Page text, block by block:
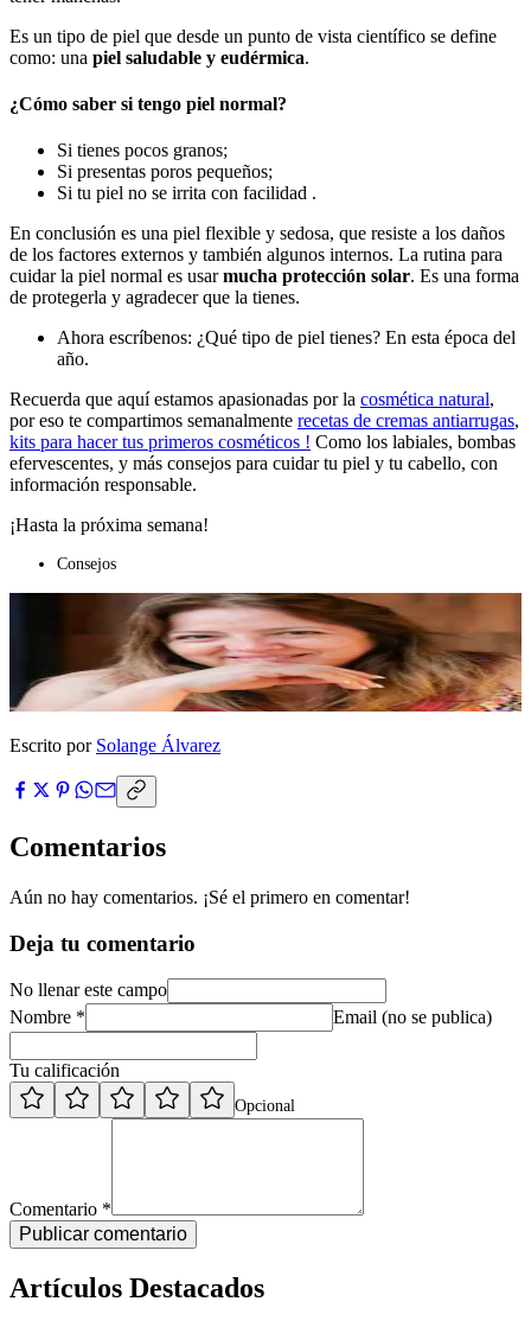
Es un tipo de piel que desde un punto de vista científico se define
como: una piel saludable y eudérmica.
¿Cómo saber si tengo piel normal?
Si tienes pocos granos;
Si presentas poros pequeños;
Si tu piel no se irrita con facilidad .
En conclusión es una piel flexible y sedosa, que resiste a los daños
de los factores externos y también algunos internos. La rutina para
cuidar la piel normal es usarmucha protección solar. Es una forma
de protegerla y agradecer que la tienes.
Ahora escríbenos: ¿Qué tipo de piel tienes? En esta época del
año.
Recuerda que aquí estamos apasionadas por la cosmética natural,
por eso te compartimos semanalmente recetas de cremas antiarrugas,
kits para hacer tus primeros cosméticos ! Como los labiales, bombas
efervescentes, y más consejos para cuidar tu piel y tu cabello, con
información responsable.
¡Hasta la próxima semana!
Consejos
Escrito por Solange Álvarez
Comentarios
Aún no hay comentarios. ¡Sé el primero en comentar!
Deja tu comentario
No llenar este campo
Nombre *
Email (no se publica)
Tu calificación
Opcional
Comentario *
Publicar comentario
Artículos Destacados